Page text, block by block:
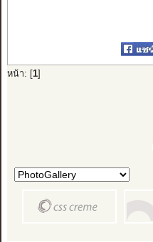
หน้า: [ 1]